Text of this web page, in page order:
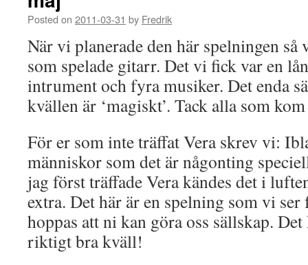
Posted on 2011-03-31 by Fredrik
När vi planerade den här spelningen
som spelade gitarr. Det vi fick var en
intrument och fyra musiker. Det enda
kvällen är ‘magiskt’. Tack alla som
För er som inte träffat Vera skrev vi:
människor som det är någonting
jag först träffade Vera kändes det i
extra. Det här är en spelning som vi
hoppas att ni kan göra oss sällskap.
riktigt bra kväll!